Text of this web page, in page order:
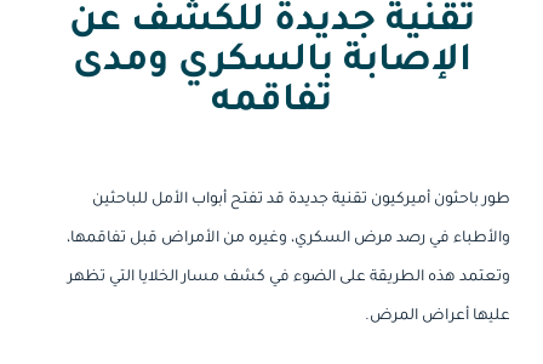
تقنية جديدة للكشف عن
الإصابة بالسكري ومدى
تفاقمه
طور باحثون أميركيون تقنية جديدة قد تفتح أبواب الأمل للباحثين
والأطباء في رصد مرض السكري، وغيره من الأمراض قبل تفاقمها،
وتعتمد هذه الطريقة على الضوء في كشف مسار الخلايا التي تظهر
عليها أعراض المرض.